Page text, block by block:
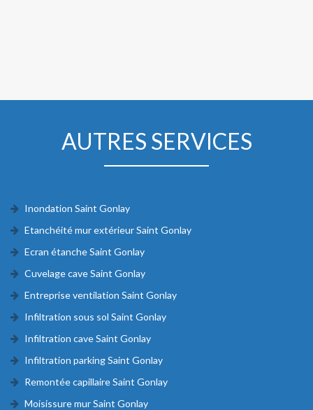
AUTRES SERVICES
Inondation Saint Gonlay
Etanchéité mur extérieur Saint Gonlay
Ecran étanche Saint Gonlay
Cuvelage cave Saint Gonlay
Entreprise ventilation Saint Gonlay
Infiltration sous sol Saint Gonlay
Infiltration cave Saint Gonlay
Infiltration parking Saint Gonlay
Remontée capillaire Saint Gonlay
Moisissure mur Saint Gonlay